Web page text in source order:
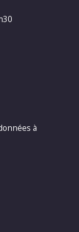
à